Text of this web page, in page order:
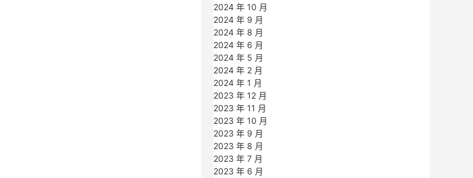
2024 年 10 月
2024 年 9 月
2024 年 8 月
2024 年 6 月
2024 年 5 月
2024 年 2 月
2024 年 1 月
2023 年 12 月
2023 年 11 月
2023 年 10 月
2023 年 9 月
2023 年 8 月
2023 年 7 月
2023 年 6 月